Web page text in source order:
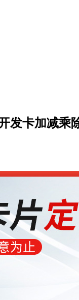
发卡加减乘